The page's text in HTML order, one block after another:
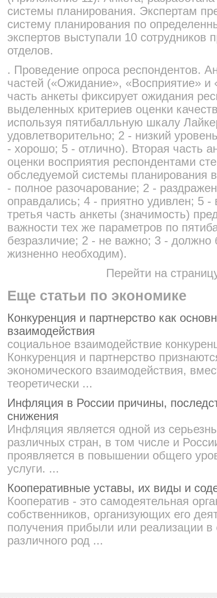
системы планирования. Экспертам
систему планирования по
экспертов выступали 10 сотрудников
отделов.
. Проведение опроса респондентов.
частей («Ожидание», «Восприятие» и
часть анкеты фиксирует ожидания
выделенных критериев оценки
используя пятибалльную шкалу
удовлетворительно; 2 - низкий
- хорошо; 5 - отлично). Вторая часть
оценки восприятия респондентами
обследуемой системы планирования
- полное разочарование; 2 -
оправдались; 4 - приятно удивлен; 5 -
третья часть анкеты (значимость)
важности тех же параметров по
безразличие; 2 - не важно; 3 -
жизненно необходим).
Перейти на
Еще статьи по экономике
Конкуренция и партнерство как
взаимодействия
социальное взаимодействие
Конкуренция и партнерство
экономического взаимодействия,
теоретически ...
Инфляция в России причины,
снижения
Инфляция является одной из
различных стран, в том числе и
проявляется в повышении общего
услуги. ...
Кооперативные уставы, их виды и
Кооператив - это самодеятельная
собственников, организующих его
получения прибыли или реализации в
различного род ...